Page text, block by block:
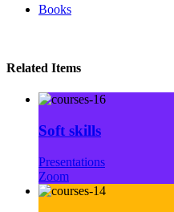
Books
Related Items
Soft skills
Presentations
Zoom